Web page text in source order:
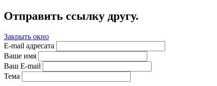
Отправить ссылку другу.
Закрыть окно
E-mail адресата
Ваше имя
Ваш E-mail
Тема